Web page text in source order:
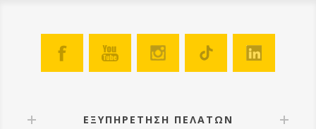
ΕΞΥΠΗΡΕΤΗΣΗ ΠΕΛΑΤΩΝ